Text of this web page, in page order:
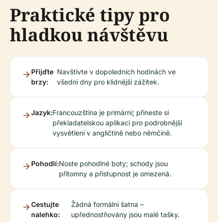
Praktické tipy pro
hladkou návštěvu
Přijďte
brzy:
Navštivte v dopoledních hodinách ve
všední dny pro klidnější zážitek.
Jazyk:Francouzština je primární; přineste si
překladatelskou aplikaci pro podrobnější
vysvětlení v angličtině nebo němčině.
Pohodlí:Noste pohodlné boty; schody jsou
přítomny a přístupnost je omezená.
Cestujte
nalehko:
Žádná formální šatna –
upřednostňovány jsou malé tašky.